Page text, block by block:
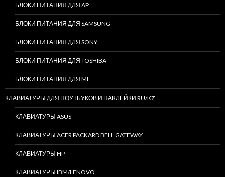
БЛОКИ ПИТАНИЯ ДЛЯ AP
БЛОКИ ПИТАНИЯ ДЛЯ SAMSUNG
БЛОКИ ПИТАНИЯ ДЛЯ SONY
БЛОКИ ПИТАНИЯ ДЛЯ TOSHIBA
БЛОКИ ПИТАНИЯ ДЛЯ MI
КЛАВИАТУРЫ ДЛЯ НОУТБУКОВ И НАКЛЕЙКИ RU/KZ
КЛАВИАТУРЫ ASUS
КЛАВИАТУРЫ ACER PACKARD BELL GATEWAY
КЛАВИАТУРЫ HP
КЛАВИАТУРЫ IBM/LENOVO